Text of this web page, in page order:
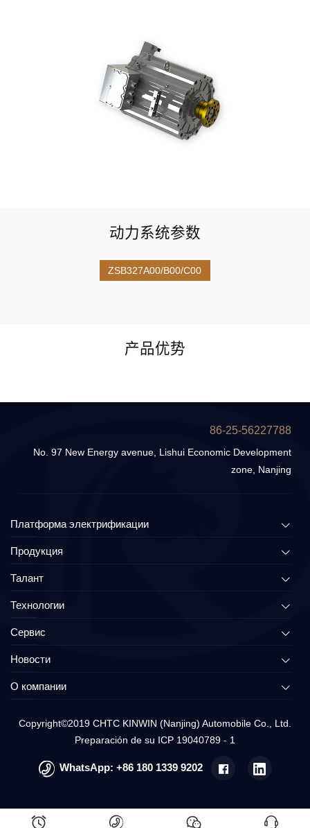
动力系统参数
ZSB327A00/B00/C00
产品优势
86-25-56227788
No. 97 New Energy avenue, Lishui Economic Development
zone, Nanjing
Платформа электрификации
Продукция
Талант
Технологии
Сервис
Новости
О компании
Copyright©2019 CHTC KINWIN (Nanjing) Automobile Co., Ltd.
Preparación de su ICP 19040789 - 1
WhatsApp:+86 180 1339 9202